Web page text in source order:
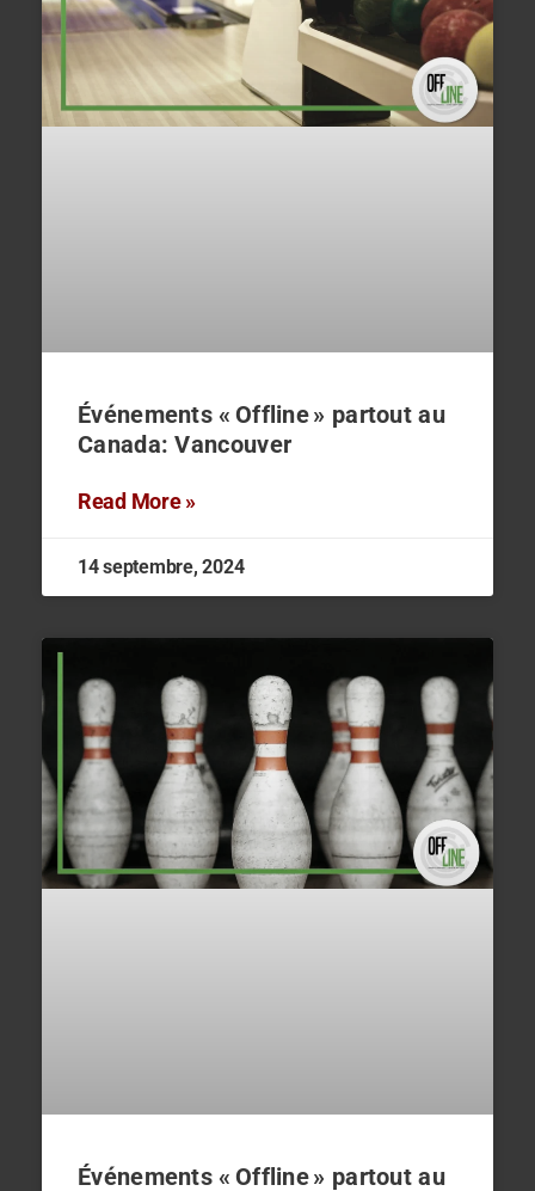
Événements « Offline » partout au
Canada: Vancouver
Read More »
14 septembre, 2024
Événements « Offline » partout au